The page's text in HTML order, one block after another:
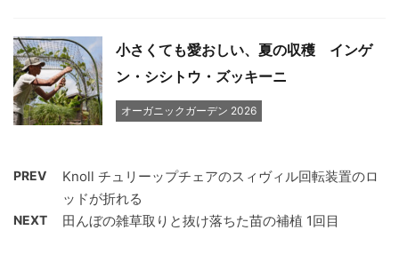
小さくても愛おしい、夏の収穫 インゲ
ン・シシトウ・ズッキーニ
オーガニックガーデン 2026
PREV
Knoll チュリーップチェアのスィヴィル回転装置のロ
ッドが折れる
NEXT 田んぼの雑草取りと抜け落ちた苗の補植 1回目